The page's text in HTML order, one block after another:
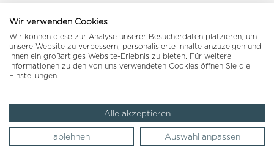
Landquart
Reiden
Impressum AGB Datenschutzerklärung
Wir verwenden Cookies
Wir können diese zur Analyse unserer Besucherdaten platzieren, um
unsere Website zu verbessern, personalisierte Inhalte anzuzeigen und
Ihnen ein großartiges Website-Erlebnis zu bieten. Für weitere
Informationen zu den von uns verwendeten Cookies öffnen Sie die
Einstellungen.
Alle akzeptieren
ablehnen Auswahl anpassen